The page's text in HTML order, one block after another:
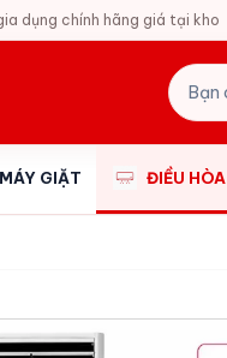
dụng chính hãng giá tại kho
MÁY GIẶT ĐIỀU HÒA